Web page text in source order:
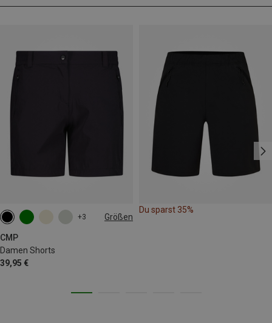
+3 Größen
CMP
Damen Shorts
39,95 €
XXS M
L
XL
Du sparst 35%